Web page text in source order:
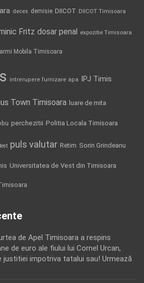
deces demisie DIICOT DIICOT Timisoara
Fritz dosar penal expozitie Timisoara
Mobila Timisoara
intrerupere furnizare apa IPJ Timis
Town Timisoara luare de mita
perchezitii Politia Locala Timisoara
puls valutar Retim Sorin Grindeanu
Universitatea de Vest din Timisoara
de Apel Timisoara a respins
de euro ale fiului lui Cornel Urcan,
justitiei impotriva tatalui sau! Urmează